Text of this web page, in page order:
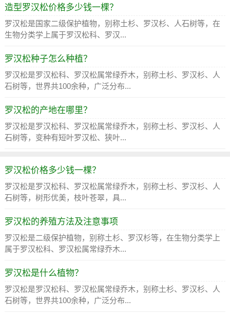
造型罗汉松价格多少钱一棵？
罗汉松是国家二级保护植物，别称土杉、罗汉杉、人石树等，在
生物分类学上属于罗汉松科、罗汉...
罗汉松种子怎么种植？
罗汉松是罗汉松科、罗汉松属常绿乔木，别称土杉、罗汉杉、人
石树等，世界共100余种，广泛分布...
罗汉松的产地在哪里？
罗汉松是罗汉松科、罗汉松属常绿乔木，别称土杉、罗汉杉、人
石树等，变种有短叶罗汉松、狭叶...
罗汉松价格多少钱一棵？
罗汉松是罗汉松科、罗汉松属常绿乔木，别称土杉、罗汉杉、人
石树等，树形优美，枝叶苍翠，具...
罗汉松的养殖方法及注意事项
罗汉松是二级保护植物，别称土杉、罗汉杉等，在生物分类学上
属于罗汉松科、罗汉松属常绿乔木...
罗汉松是什么植物？
罗汉松是罗汉松科、罗汉松属常绿乔木，别称土杉、罗汉杉、人
石树等，世界共100余种，广泛分布...